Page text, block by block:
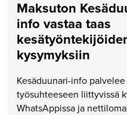
Maksuton
info vastaa taas
kysymyksiin
Kesäduunari-info
työsuhteeseen liittyvissä
WhatsAppissa ja